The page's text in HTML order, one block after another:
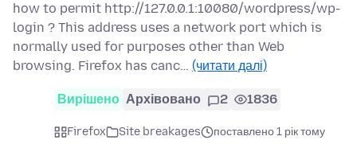
how to permit http://127.0.0.1:10080/wordpress/wp-
login ? This address uses a network port which is
normally used for purposes other than Web
browsing. Firefox has canc… (читати далі)
Вирішено Архівовано 2 1836
Firefox Site breakages
поставлено 1 рік тому